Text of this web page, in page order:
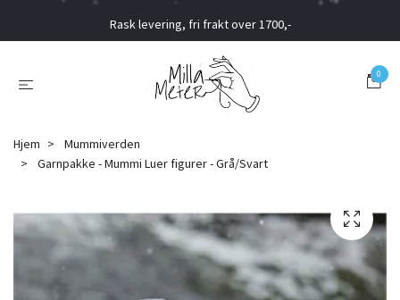
Rask levering, fri frakt over 1700,-
0
Hjem
Mummiverden
Garnpakke - Mummi Luer figurer - Grå/Svart